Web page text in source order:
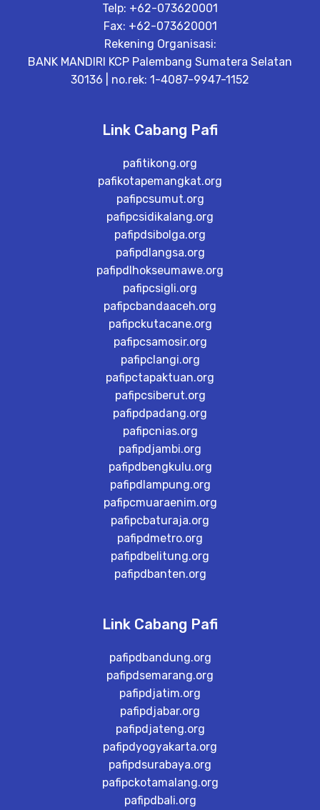
Telp: +62-073620001
Fax: +62-073620001
Rekening Organisasi:
BANK MANDIRI KCP Palembang Sumatera Selatan
30136 | no.rek: 1-4087-9947-1152
Link Cabang Pafi
pafitikong.org
pafikotapemangkat.org
pafipcsumut.org
pafipcsidikalang.org
pafipdsibolga.org
pafipdlangsa.org
pafipdlhokseumawe.org
pafipcsigli.org
pafipcbandaaceh.org
pafipckutacane.org
pafipcsamosir.org
pafipclangi.org
pafipctapaktuan.org
pafipcsiberut.org
pafipdpadang.org
pafipcnias.org
pafipdjambi.org
pafipdbengkulu.org
pafipdlampung.org
pafipcmuaraenim.org
pafipcbaturaja.org
pafipdmetro.org
pafipdbelitung.org
pafipdbanten.org
Link Cabang Pafi
pafipdbandung.org
pafipdsemarang.org
pafipdjatim.org
pafipdjabar.org
pafipdjateng.org
pafipdyogyakarta.org
pafipdsurabaya.org
pafipckotamalang.org
pafipdbali.org